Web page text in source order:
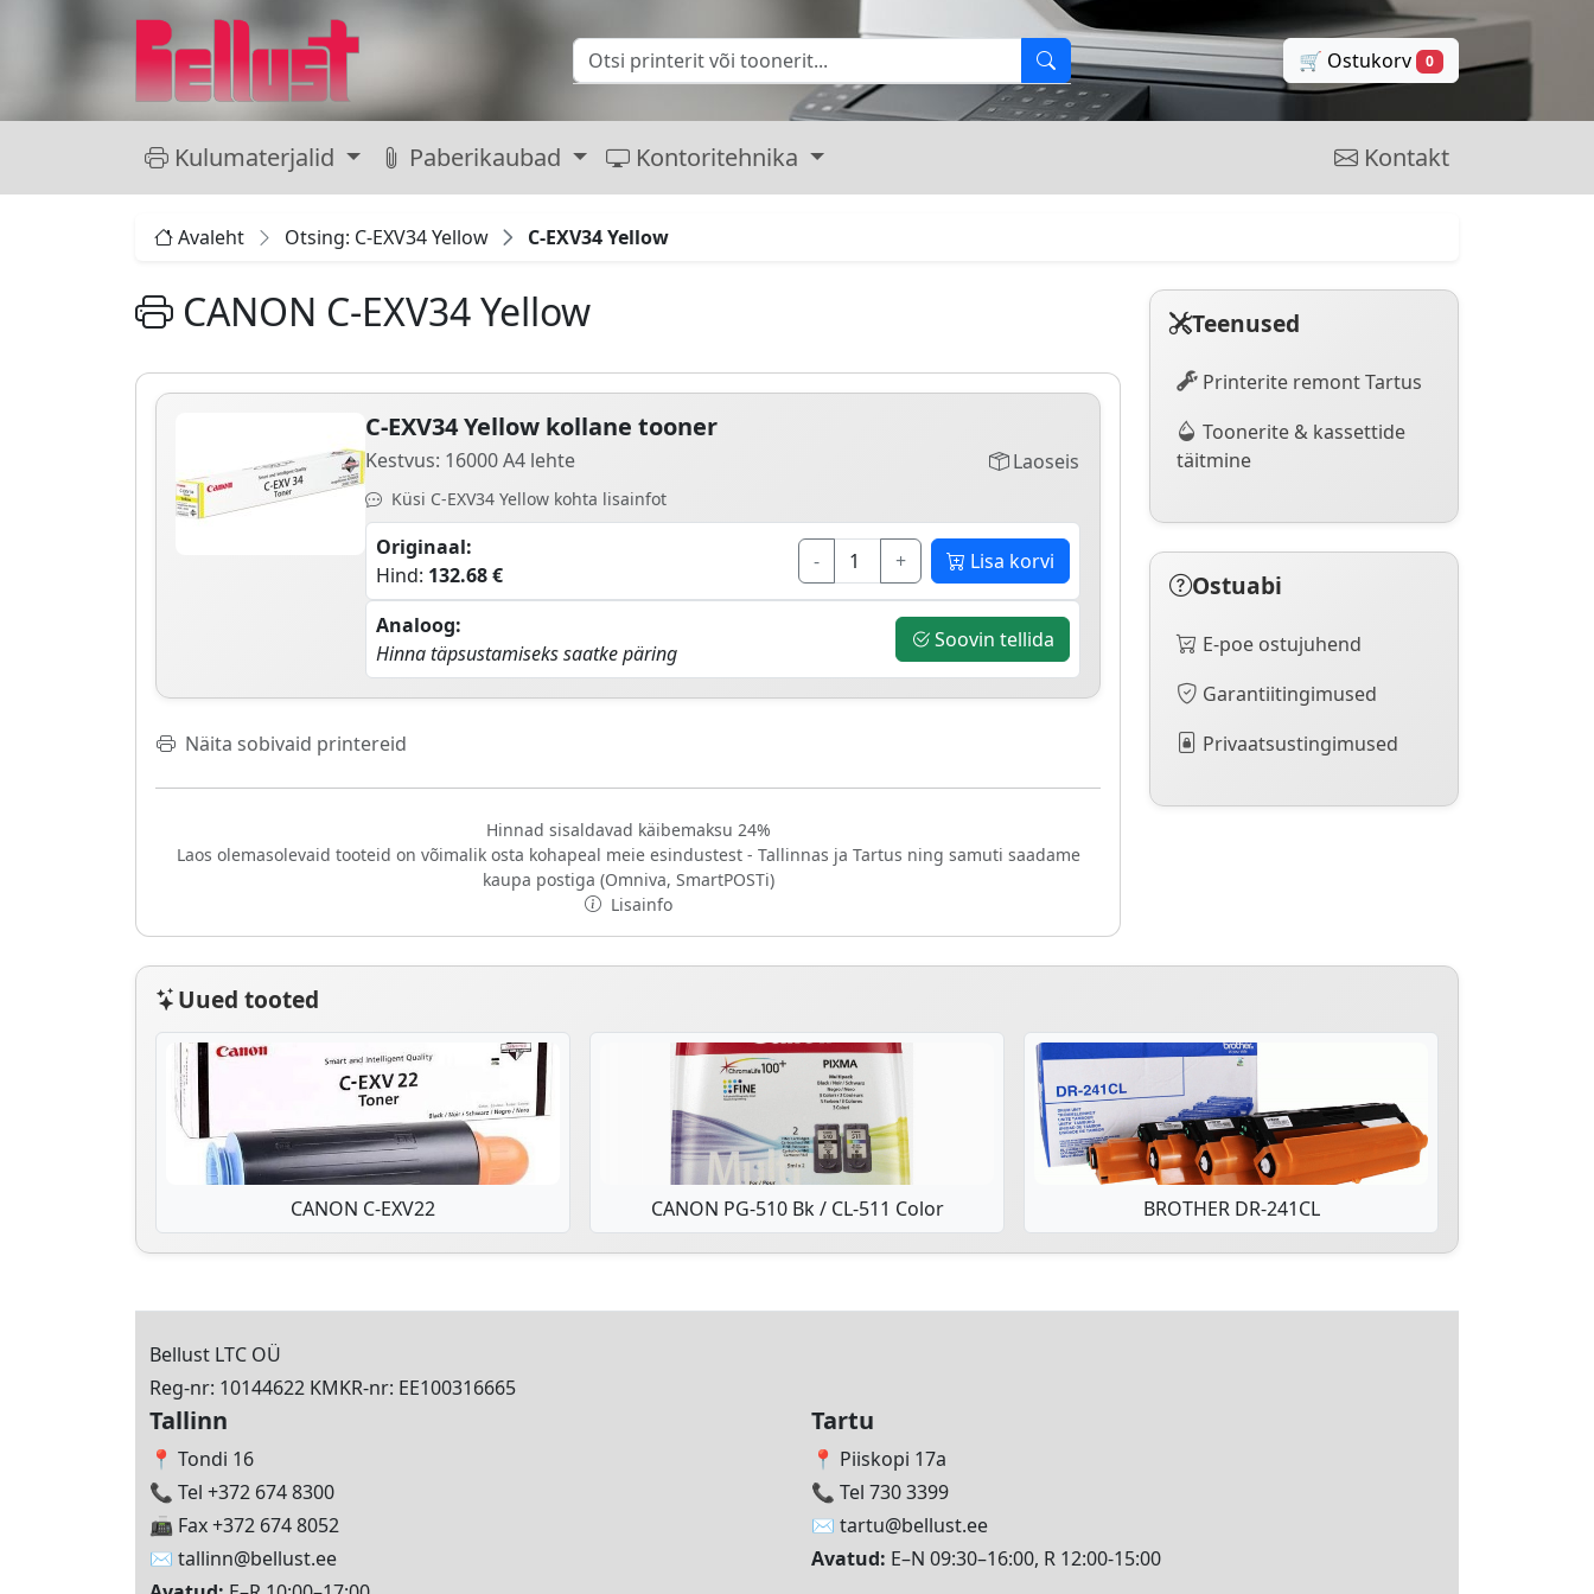
🛒 Ostukorv 0
Kulumaterjalid Paberikaubad Kontoritehnika Kontakt
Avaleht Otsing: C-EXV34 Yellow C-EXV34 Yellow
CANON C-EXV34 Yellow
C-EXV34 Yellow kollane tooner
Kestvus: 16000 A4 lehte
Küsi C-EXV34 Yellow kohta lisainfot
Laoseis
Originaal:
Hind: 132.68 €
- + Lisa korvi
Analoog:
Hinna täpsustamiseks saatke päring
Soovin tellida
Näita sobivaid printereid
Hinnad sisaldavad käibemaksu 24%
Laos olemasolevaid tooteid on võimalik osta kohapeal meie esindustest - Tallinnas ja Tartus ning samuti saadame
kaupa postiga (Omniva, SmartPOSTi)
Lisainfo
Teenused
Printerite remont Tartus
Toonerite & kassettide
täitmine
Ostuabi
E-poe ostujuhend
Garantiitingimused
Privaatsustingimused
Uued tooted
CANON C-EXV22 CANON PG-510 Bk / CL-511 Color BROTHER DR-241CL
Bellust LTC OÜ
Reg-nr: 10144622 KMKR-nr: EE100316665
Tallinn
📍 Tondi 16
📞 Tel +372 674 8300
📠 Fax +372 674 8052
✉️ tallinn@bellust.ee
Tartu
📍 Piiskopi 17a
📞 Tel 730 3399
✉️ tartu@bellust.ee
Avatud: E–N 09:30–16:00, R 12:00-15:00